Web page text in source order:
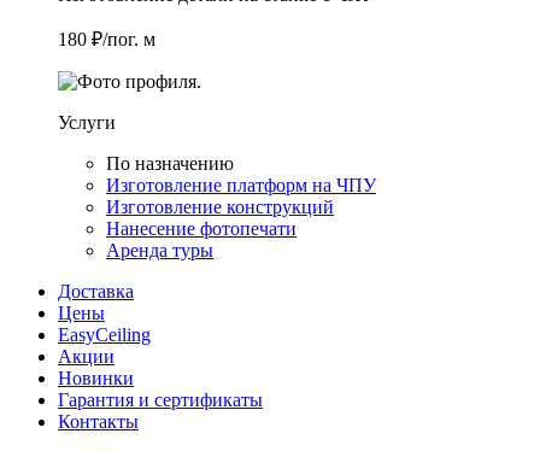
180 ₽/пог. м
Услуги
По назначению
Изготовление платформ на ЧПУ
Изготовление конструкций
Нанесение фотопечати
Аренда туры
Доставка
Цены
EasyCeiling
Акции
Новинки
Гарантия и сертификаты
Контакты